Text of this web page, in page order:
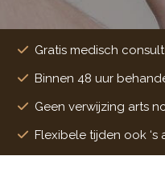
Gratis medisch consult
Binnen 48 uur
Geen verwijzing arts
Flexibele tijden ook